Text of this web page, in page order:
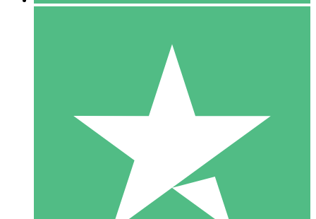
10 Descargas
20 00